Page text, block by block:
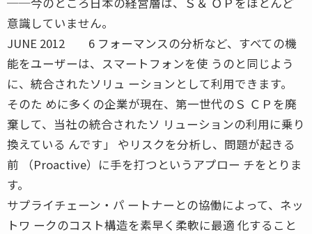
意識していません。
JUNE 2012 6 フォーマンスの分析など、すべての機
能をユーザーは、スマートフォンを使 うのと同じよう
に、統合されたソリュ ーションとして利用できます。
そのた めに多くの企業が現在、第一世代のＳ ＣＰを廃
棄して、当社の統合されたソ リューションの利用に乗り
換えている んです」 やリスクを分析し、問題が起きる
前 （Proactive）に手を打つというアプロー チをとりま
す。
サプライチェーン・パ ートナーとの協働によって、ネッ
トワ ークのコスト構造を素早く柔軟に最適 化すること